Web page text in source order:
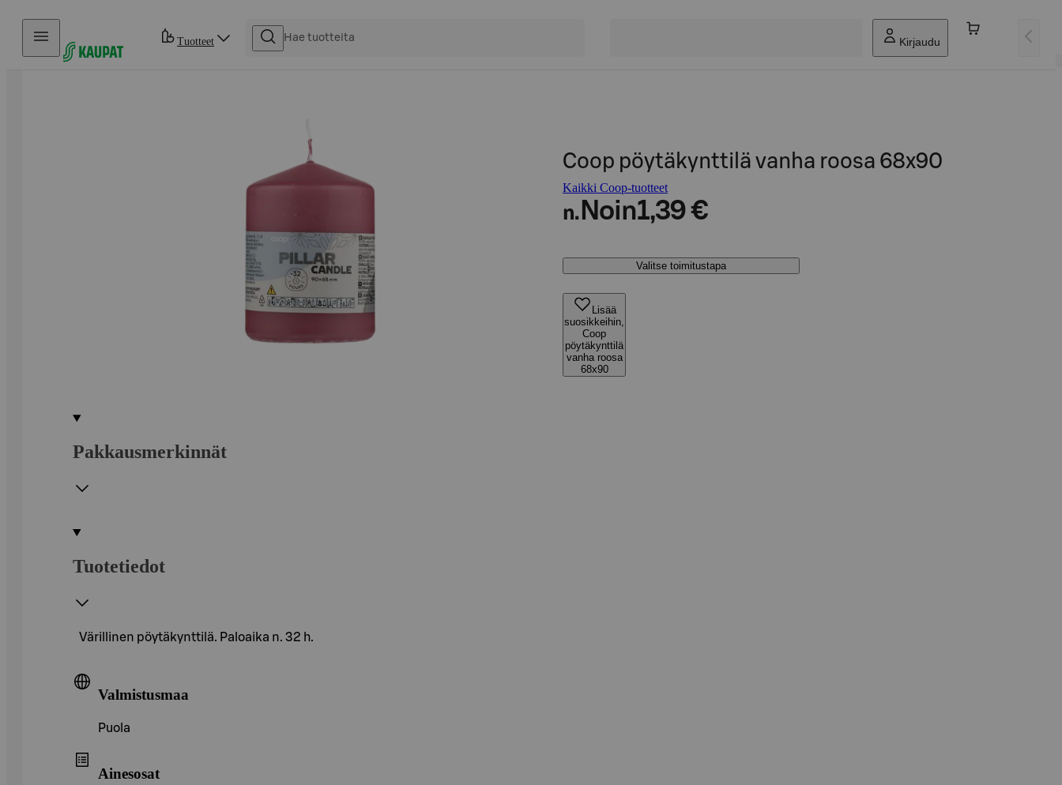
Hyppää sisältöön
Tuotteet Kirjaudu
Coop pöytäkynttilä vanha roosa 68x90
Kaikki Coop-tuotteet
n. Noin1,39 €
Valitse toimitustapa
Lisää
suosikkeihin,
Coop
pöytäkynttilä
vanha roosa
68x90
Pakkausmerkinnät
Tuotetiedot
Värillinen pöytäkynttilä. Paloaika n. 32 h.
Valmistusmaa
Puola
Ainesosat